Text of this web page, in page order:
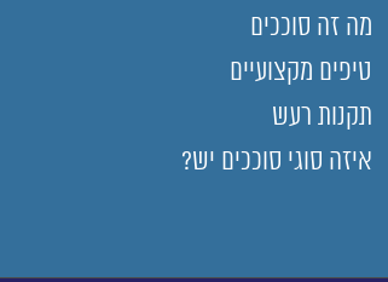
מה זה סוככים
טיפים מקצועיים
תקנות רעש
איזה סוגי סוככים יש?